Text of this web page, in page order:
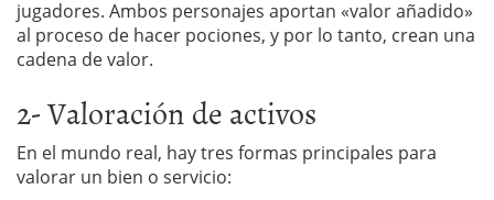
jugadores. Ambos personajes aportan «valor añadido»
al proceso de hacer pociones, y por lo tanto, crean una
cadena de valor.
2- Valoración de activos
En el mundo real, hay tres formas principales para
valorar un bien o servicio: